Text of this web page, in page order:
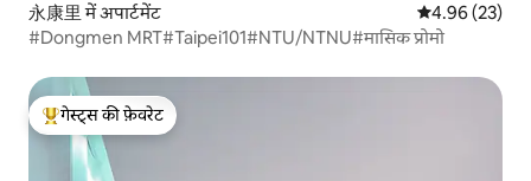
永康里 में अपार्टमेंट औसत रेटिंग 5 में
4.96 (23)
#Dongmen MRT#Taipei101#NTU/NTNU#मासिक प्रोमो
गेस्ट्स का टॉप फ़ेवरेट
गेस्ट्स की फ़ेवरेट